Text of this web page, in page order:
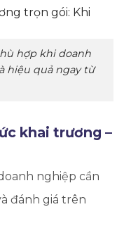
hợp khi doanh
hiệu quả ngay từ
khai trương –
nghiệp cần
đánh giá trên